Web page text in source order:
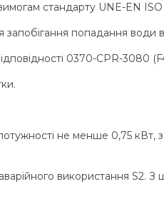
стандарту UNE-EN
запобігання попадання
0370-CPR-3080
не менше 0,75 кВт,
використання S2.